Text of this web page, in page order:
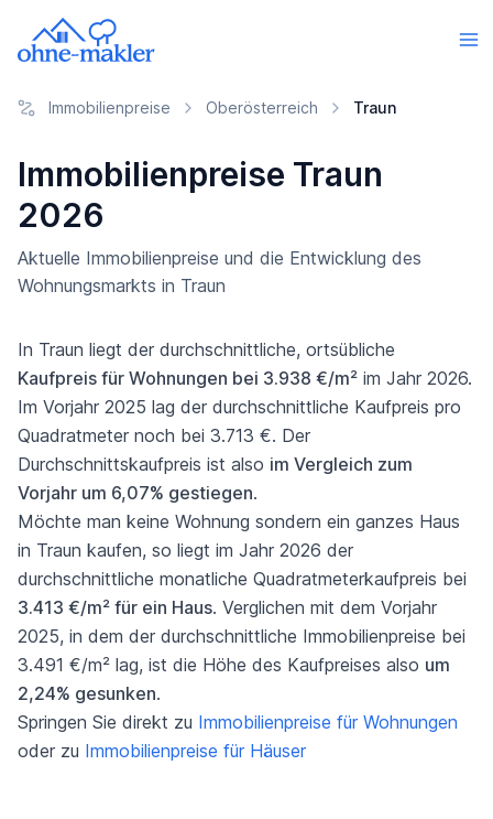
Immobilienpreise Oberösterreich Traun
Immobilienpreise Traun
2026
Aktuelle Immobilienpreise und die Entwicklung des
Wohnungsmarkts in Traun
In Traun liegt der durchschnittliche, ortsübliche
Kaufpreis für Wohnungen bei 3.938 €/m² im Jahr 2026.
Im Vorjahr 2025 lag der durchschnittliche Kaufpreis pro
Quadratmeter noch bei 3.713 €. Der
Durchschnittskaufpreis ist also im Vergleich zum
Vorjahr um 6,07% gestiegen.
Möchte man keine Wohnung sondern ein ganzes Haus
in Traun kaufen, so liegt im Jahr 2026 der
durchschnittliche monatliche Quadratmeterkaufpreis bei
3.413 €/m² für ein Haus. Verglichen mit dem Vorjahr
2025, in dem der durchschnittliche Immobilienpreise bei
3.491 €/m² lag, ist die Höhe des Kaufpreises also um
2,24% gesunken.
Springen Sie direkt zu Immobilienpreise für Wohnungen
oder zu Immobilienpreise für Häuser